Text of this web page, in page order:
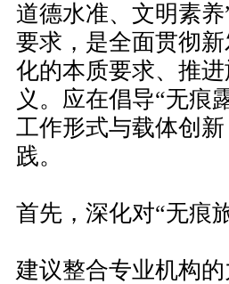
道德水准、文明素
要求，是全面贯彻
化的本质要求、推
义。应在倡导“无痕
工作形式与载体创
践。
首先，深化对“无痕
建议整合专业机构